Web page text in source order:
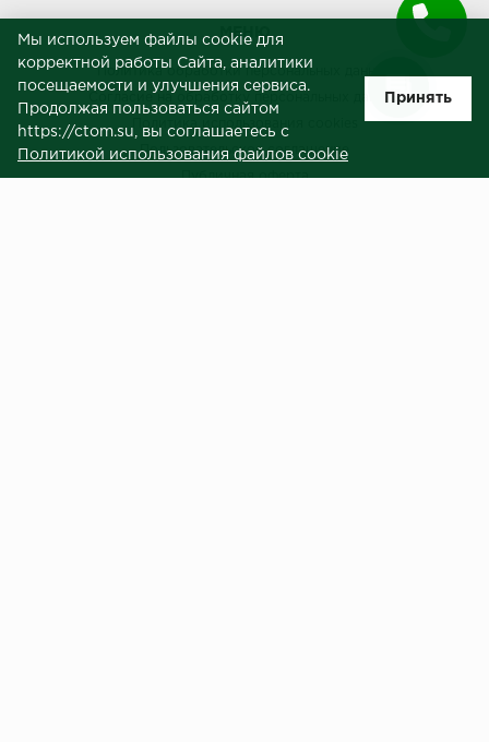
МЕНЮ
Политика обработки персональных данных
Согласие на обработку персональных данных
Пользовательское соглашение
Публичная оферта
Мы используем файлы cookie для
корректной работы Сайта, аналитики
посещаемости и улучшения сервиса.
Продолжая пользоваться сайтом
https://ctom.su, вы соглашаетесь с
Политикой использования файлов cookie
Принять